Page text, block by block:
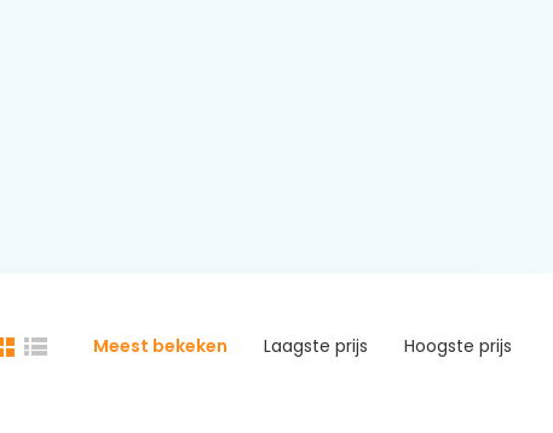
Meest bekeken Laagste prijs Hoogste prijs